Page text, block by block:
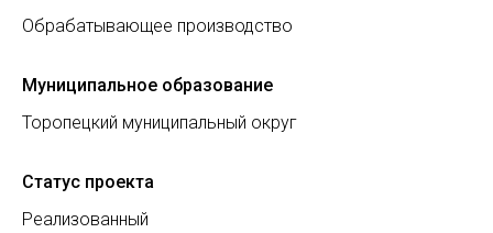
Обрабатывающее производство
Муниципальное образование
Торопецкий муниципальный округ
Статус проекта
Реализованный